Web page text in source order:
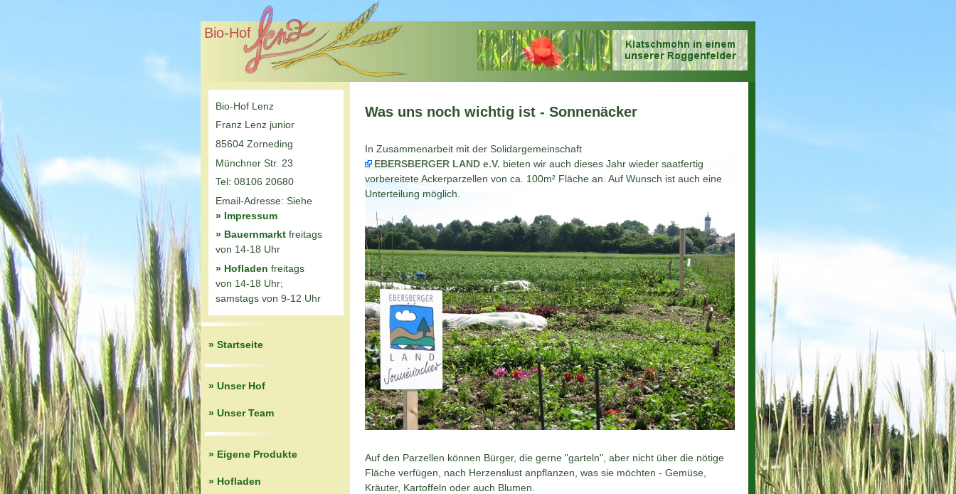
Bio-Hof
Was uns noch wichtig ist - Sonnenäcker
In Zusammenarbeit mit der Solidargemeinschaft
EBERSBERGER LAND e.V. bieten wir auch dieses Jahr wieder saatfertig
vorbereitete Ackerparzellen von ca. 100m² Fläche an. Auf Wunsch ist auch eine
Unterteilung möglich.
Auf den Parzellen können Bürger, die gerne "garteln", aber nicht über die nötige
Fläche verfügen, nach Herzenslust anpflanzen, was sie möchten - Gemüse,
Kräuter, Kartoffeln oder auch Blumen.
Bio-Hof Lenz
Franz Lenz junior
85604 Zorneding
Münchner Str. 23
Tel: 08106 20680
Email-Adresse: Siehe
» Impressum
» Bauernmarkt freitags
von 14-18 Uhr
» Hofladen freitags
von 14-18 Uhr;
samstags von 9-12 Uhr
» Startseite
» Unser Hof
» Unser Team
» Eigene Produkte
» Hofladen